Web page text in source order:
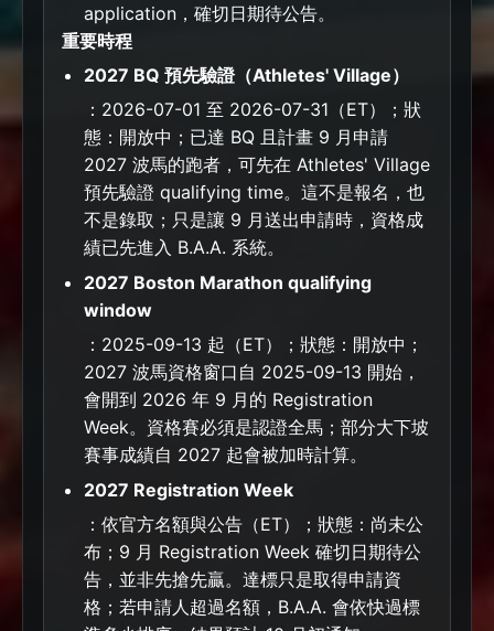
application，確切日期待公告。
重要時程
2027 BQ 預先驗證（Athletes' Village）
：2026-07-01 至 2026-07-31（ET）；狀
態：開放中；已達 BQ 且計畫 9 月申請
2027 波馬的跑者，可先在 Athletes' Village
預先驗證 qualifying time。這不是報名，也
不是錄取；只是讓 9 月送出申請時，資格成
績已先進入 B.A.A. 系統。
2027 Boston Marathon qualifying
window
：2025-09-13 起（ET）；狀態：開放中；
2027 波馬資格窗口自 2025-09-13 開始，
會開到 2026 年 9 月的 Registration
Week。資格賽必須是認證全馬；部分大下坡
賽事成績自 2027 起會被加時計算。
2027 Registration Week
：依官方名額與公告（ET）；狀態：尚未公
布；9 月 Registration Week 確切日期待公
告，並非先搶先贏。達標只是取得申請資
格；若申請人超過名額，B.A.A. 會依快過標